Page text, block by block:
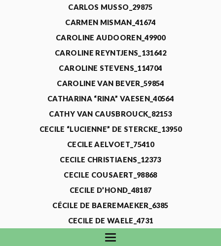
CARLOS MUSSO_29875
CARMEN MISMAN_41674
CAROLINE AUDOOREN_49900
CAROLINE REYNTJENS_131642
CAROLINE STEVENS_114704
CAROLINE VAN BEVER_59854
CATHARINA “RINA” VAESEN_40564
CATHY VAN CAUSBROUCK_82153
CECILE “LUCIENNE” DE STERCKE_13950
CECILE AELVOET_75410
CECILE CHRISTIAENS_12373
CECILE COUSAERT_98868
CECILE D’HOND_48187
CÉCILE DE BAEREMAEKER_6385
CECILE DE WAELE_4731
CECILE DEVOS_115318